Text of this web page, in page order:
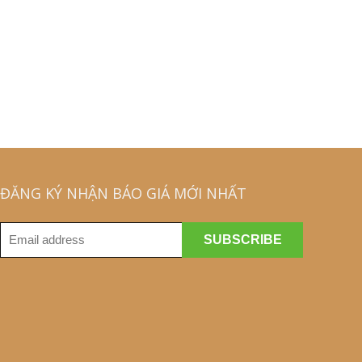
ĐĂNG KÝ NHẬN BÁO GIÁ MỚI NHẤT